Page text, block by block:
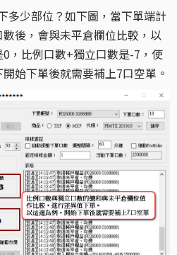
多少部位？如下圖，當下單端計
後，會與未平倉欄位比較，以
，比例口數+獨立口數是-7，使
始下單後就需要補上7口空單。